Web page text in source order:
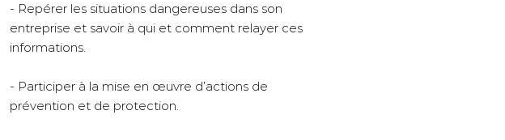
- Repérer les situations dangereuses dans son
entreprise et savoir à qui et comment relayer ces
informations.
- Participer à la mise en œuvre d’actions de
prévention et de protection.